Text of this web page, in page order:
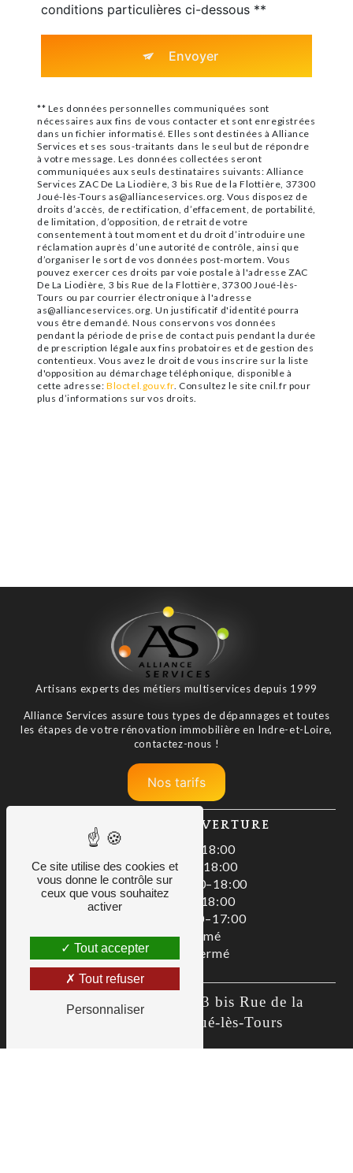
conditions particulières ci-dessous **
Envoyer
** Les données personnelles communiquées sont
nécessaires aux fins de vous contacter et sont enregistrées
dans un fichier informatisé. Elles sont destinées à Alliance
Services et ses sous-traitants dans le seul but de répondre
à votre message. Les données collectées seront
communiquées aux seuls destinataires suivants: Alliance
Services ZAC De La Liodière, 3 bis Rue de la Flottière, 37300
Joué-lès-Tours as@allianceservices.org. Vous disposez de
droits d’accès, de rectification, d’effacement, de portabilité,
de limitation, d’opposition, de retrait de votre
consentement à tout moment et du droit d’introduire une
réclamation auprès d’une autorité de contrôle, ainsi que
d’organiser le sort de vos données post-mortem. Vous
pouvez exercer ces droits par voie postale à l'adresse ZAC
De La Liodière, 3 bis Rue de la Flottière, 37300 Joué-lès-
Tours ou par courrier électronique à l'adresse
as@allianceservices.org. Un justificatif d'identité pourra
vous être demandé. Nous conservons vos données
pendant la période de prise de contact puis pendant la durée
de prescription légale aux fins probatoires et de gestion des
contentieux. Vous avez le droit de vous inscrire sur la liste
d'opposition au démarchage téléphonique, disponible à
cette adresse: Bloctel.gouv.fr . Consultez le site cnil.fr pour
plus d’informations sur vos droits.
Artisans experts des métiers multiservices depuis 1999
Alliance Services assure tous types de dépannages et toutes
les étapes de votre rénovation immobilière en Indre-et-Loire,
contactez-nous !
Nos tarifs
HORAIRES D'OUVERTURE
Lundi : 08:00–18:00
Mardi : 08:00–18:00
Mercredi : 08:00–18:00
Jeudi : 08:00–18:00
Vendredi : 08:00–17:00
Samedi : Fermé
Dimanche : Fermé
Zac De La Liodière, 3 bis Rue de la
Flottière, 37300 Joué-lès-Tours
Ce site utilise des cookies et
vous donne le contrôle sur
ceux que vous souhaitez
activer
Tout accepter
Tout refuser
Personnaliser